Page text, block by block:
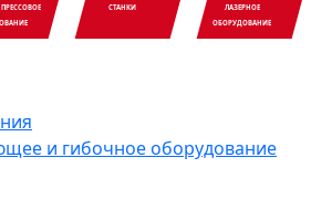
ПРЕССОВОЕ
СТАНКИ
ЛАЗЕРНОЕ
ОБОРУДОВАНИЕ
и гибочное оборудование